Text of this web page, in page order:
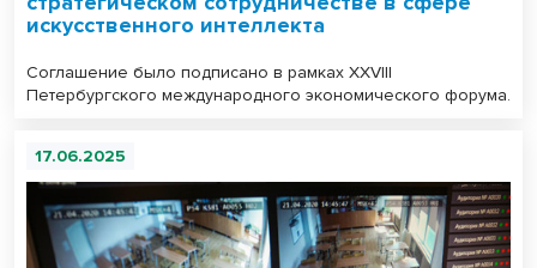
искусственного интеллекта
Соглашение было подписано в рамках XXVIII
Петербургского международного экономического форума.
17.06.2025